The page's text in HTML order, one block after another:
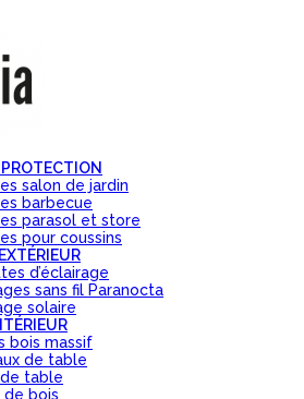
salon de jardin
barbecue
parasol et store
pour coussins
d’éclairage
sans fil Paranocta
solaire
bois massif
de table
table
de bois